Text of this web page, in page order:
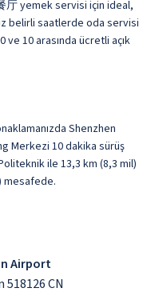
厅 yemek servisi için ideal,
belirli saatlerde oda servisi
10 arasında ücretli açık
Shenzhen
Merkezi 10 dakika sürüş
ile 13,3 km (8,3 mil)
mesafede.
Airport
CN